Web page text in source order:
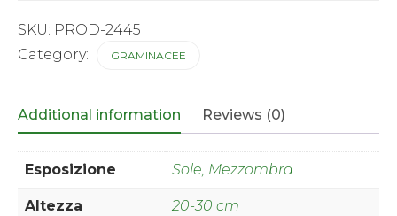
SKU: PROD-2445
Category:
GRAMINACEE
Additional information Reviews (0)
Esposizione Sole, Mezzombra
Altezza 20-30 cm